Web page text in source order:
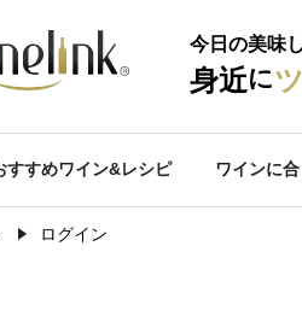
今日の美味
身近に
すすめワイン&レシピ ワインに
ログイン